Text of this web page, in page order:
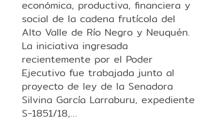
económica, productiva, financiera y
social de la cadena frutícola del
Alto Valle de Río Negro y Neuquén.
La iniciativa ingresada
recientemente por el Poder
Ejecutivo fue trabajada junto al
proyecto de ley de la Senadora
Silvina García Larraburu, expediente
S-1851/18,…